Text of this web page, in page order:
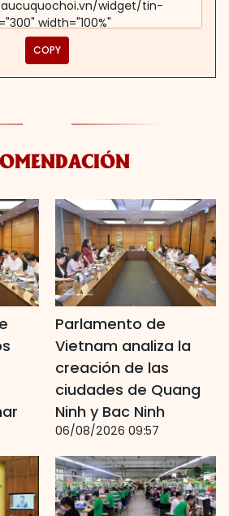
COPY
Parlamento de
Vietnam analiza la
creación de las
ciudades de Quang
Ninh y Bac Ninh
06/08/2026 09:57